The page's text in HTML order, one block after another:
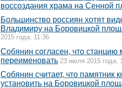
воссоздания храма на Сенной
Большинство россиян хотят
Владимиру на Боровицкой
2015 года, 11:36
Собянин согласен, что станцию
переименовать 23 июля 2015 года,
Собянин считает, что памятник
установить на Боровицкой